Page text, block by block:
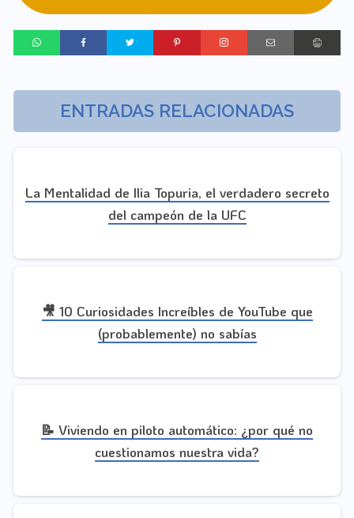
ENTRADAS RELACIONADAS
La Mentalidad de Ilia Topuria, el verdadero secreto
del campeón de la UFC
🎥 10 Curiosidades Increíbles de YouTube que
(probablemente) no sabías
📝 Viviendo en piloto automático: ¿por qué no
cuestionamos nuestra vida?